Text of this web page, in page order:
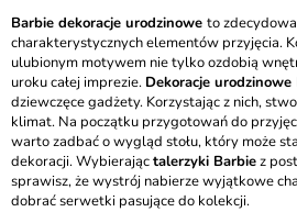
Barbie dekoracje urodzinowe to
charakterystycznych elementów przyjęcia.
ulubionym motywem nie tylko ozdobią
uroku całej imprezie. Dekoracje urodzinowe
dziewczęce gadżety. Korzystając z nich,
klimat. Na początku przygotowań do
warto zadbać o wygląd stołu, który może
dekoracji. Wybierająctalerzyki Barbiez
sprawisz, że wystrój nabierze wyjątkowe
dobrać serwetki pasujące do kolekcji.